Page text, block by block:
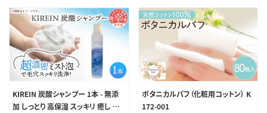
KIREIN 炭酸シャンプー 1本 - 無添
加 しっとり 高保湿 スッキリ 癒し シャ
ボタニカルパフ（化粧用コットン） K
172-001